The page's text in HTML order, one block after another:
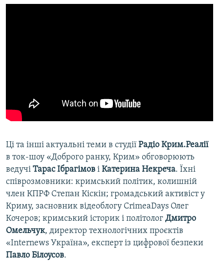
Ці та інші актуальні теми в студії Радіо Крим.Реалії
в ток-шоу «Доброго ранку, Крим» обговорюють
ведучі Тарас Ібрагімов і Катерина Некреча. Їхні
співрозмовники: кримський політик, колишній
член КПРФ Степан Кіскін; громадський активіст у
Криму, засновник відеоблогу CrimeaDays Олег
Кочеров; кримський історик і політолог Дмитро
Омельчук, директор технологічних проєктів
«Internews Україна», експерт із цифрової безпеки
Павло Білоусов.